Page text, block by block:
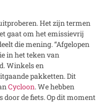
Het zijn termen
gaat om het emissievrij
die mening. “Afgelopen
in het teken van
Winkels en
pakketten. Dit
Cycloon. We hebben
door de fiets. Op dit moment